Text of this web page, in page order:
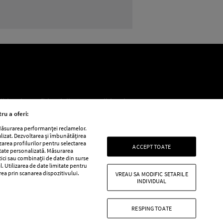
de confidențialitate
Politica de
Retete practice
a oferi:
performanței reclamelor.
Dezvoltarea și îmbunătățirea
profilurilor pentru selectarea
personalizată. Măsurarea
sau combinații de date din surse
Utilizarea de date limitate pentru
prin scanarea dispozitivului.
ACCEPT TOATE
RESPING TOATE
VREAU SA MODIFIC SETARILE
INDIVIDUAL